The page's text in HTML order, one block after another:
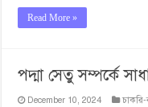
Read More »
পদ্মা সেতু সম্পর্কে
December 10, 2024